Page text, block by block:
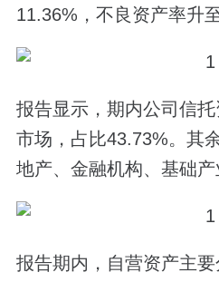
11.36%，不良资产率升
报告显示，期内公司信
市场，占比43.73%。其
地产、金融机构、基础产
报告期内，自营资产主